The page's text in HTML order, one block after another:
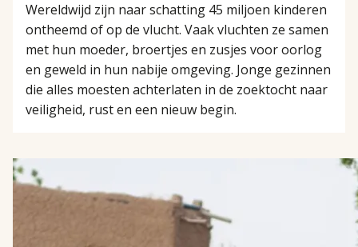
Wereldwijd zijn naar schatting 45 miljoen kinderen
ontheemd of op de vlucht. Vaak vluchten ze samen
met hun moeder, broertjes en zusjes voor oorlog
en geweld in hun nabije omgeving. Jonge gezinnen
die alles moesten achterlaten in de zoektocht naar
veiligheid, rust en een nieuw begin.
MEEROVER
GEEF